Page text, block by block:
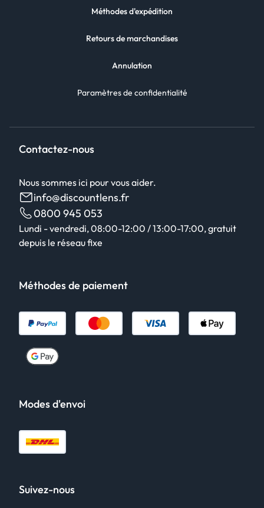
Méthodes d'expédition
Retours de marchandises
Annulation
Paramètres de confidentialité
Contactez-nous
Nous sommes ici pour vous aider.
info@discountlens.fr
0800 945 053
Lundi - vendredi, 08:00-12:00 / 13:00-17:00, gratuit
depuis le réseau fixe
Méthodes de paiement
Modes d'envoi
Suivez-nous